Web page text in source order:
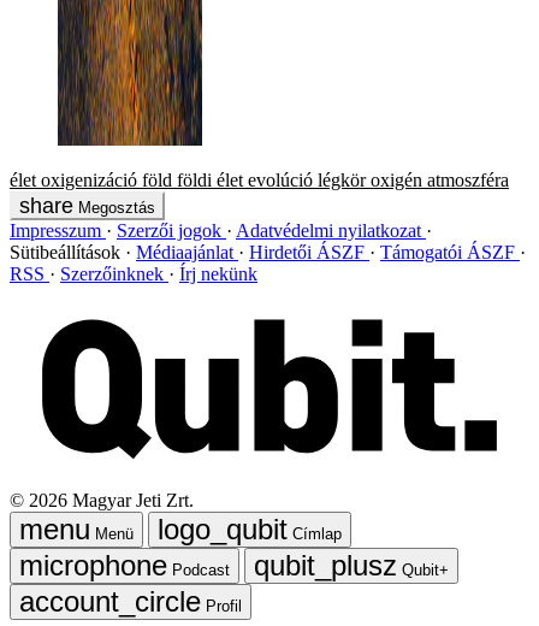
élet oxigenizáció föld földi élet evolúció légkör oxigén atmoszféra
Megosztás
Impresszum Szerzői jogok
Adatvédelmi nyilatkozat
Sütibeállítások
Médiaajánlat Hirdetői ÁSZF
Támogatói ÁSZF
RSS
Szerzőinknek Írj nekünk
© 2026 Magyar Jeti Zrt.
Menü
Címlap
Podcast
Qubit+
Profil